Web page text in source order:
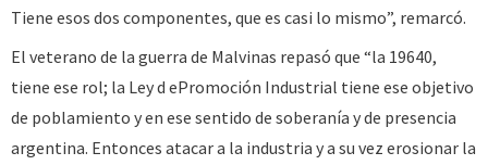
Tiene esos dos componentes, que es casi lo mismo”, remarcó.
El veterano de la guerra de Malvinas repasó que “la 19640,
tiene ese rol; la Ley d ePromoción Industrial tiene ese objetivo
de poblamiento y en ese sentido de soberanía y de presencia
argentina. Entonces atacar a la industria y a su vez erosionar la